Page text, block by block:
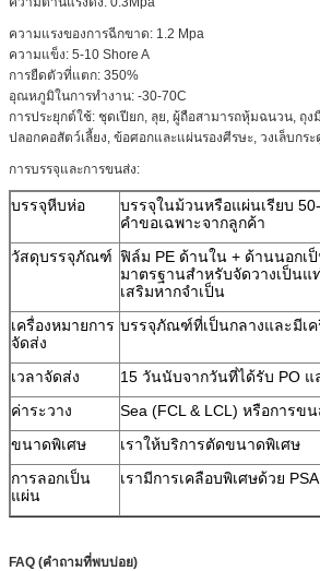
ความแรงของการฉีกขาด: 1.2 Mpa
ความแข็ง: 5-10 Shore A
การยืดตัวที่แตก: 350%
อุณหภูมิในการทำงาน: -30-70C
การประยุกต์ใช้: ชุดเปียก, ลุย, ผู้ถือสามารถหุ้มฉนวน, ถุง
ปลอกคอสัตว์เลี้ยง, ข้อศอกและแผ่นรองศีรษะ, วงเล็บก
การบรรจุและการขนส่ง:
บรรจุหีบห่อ
บรรจุในม้วนหรือแผ่นเรียบ
คำขอเฉพาะจากลูกค้า
วัสดุบรรจุภัณฑ์ ฟิล์ม PE ด้านใน + ด้านนอกเ
มาตรฐานสำหรับจัดวางเป็นแ
เสริมหากจำเป็น
เครื่องหมายการ
จัดส่ง
บรรจุภัณฑ์ที่เป็นกลางและมีเ
เวลาจัดส่ง
15 วันนับจากวันที่ได้รับ PO แ
ค่าระวาง
Sea (FCL & LCL) หรือการข
ขนาดพิเศษ
เราให้บริการตัดขนาดพิเศษ
การลอกเป็น
แผ่น
เรามีการเคลือบพิเศษด้วย
FAQ (คำถามที่พบบ่อย)